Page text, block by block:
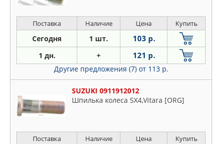
Поставка Наличие Цена Купить
Сегодня 1 шт. 103 р.
1 дн. + 121 р.
Другие предложения (7) от 113 р.
SUZUKI 0911912012
Шпилька колеса SX4,Vitara [ORG]
Поставка Наличие Цена Купить